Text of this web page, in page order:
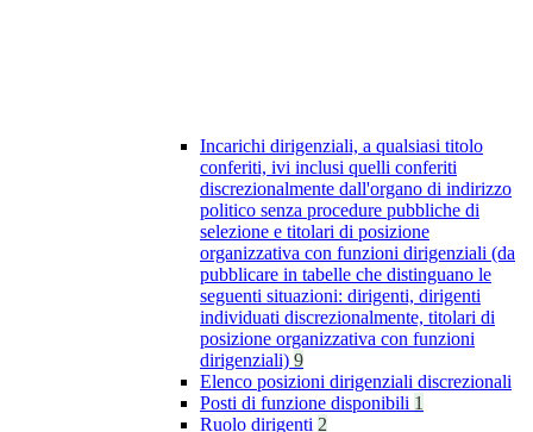
Incarichi dirigenziali, a qualsiasi titolo
conferiti, ivi inclusi quelli conferiti
discrezionalmente dall'organo di indirizzo
politico senza procedure pubbliche di
selezione e titolari di posizione
organizzativa con funzioni dirigenziali (da
pubblicare in tabelle che distinguano le
seguenti situazioni: dirigenti, dirigenti
individuati discrezionalmente, titolari di
posizione organizzativa con funzioni
dirigenziali) 9
Elenco posizioni dirigenziali discrezionali
Posti di funzione disponibili 1
Ruolo dirigenti 2